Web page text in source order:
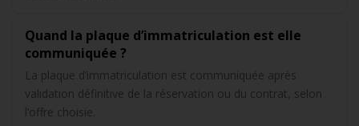
Quand la plaque d’immatriculation est elle
communiquée ?
La plaque d’immatriculation est communiquée après
validation définitive de la réservation ou du contrat, selon
l’offre choisie.